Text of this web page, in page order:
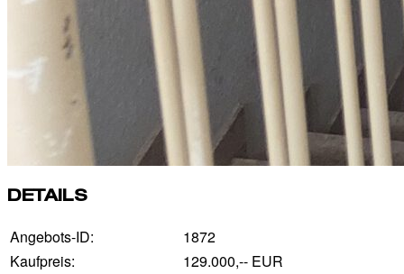
DETAILS
Angebots-ID:
1872
Kaufpreis:
129.000,-- EUR